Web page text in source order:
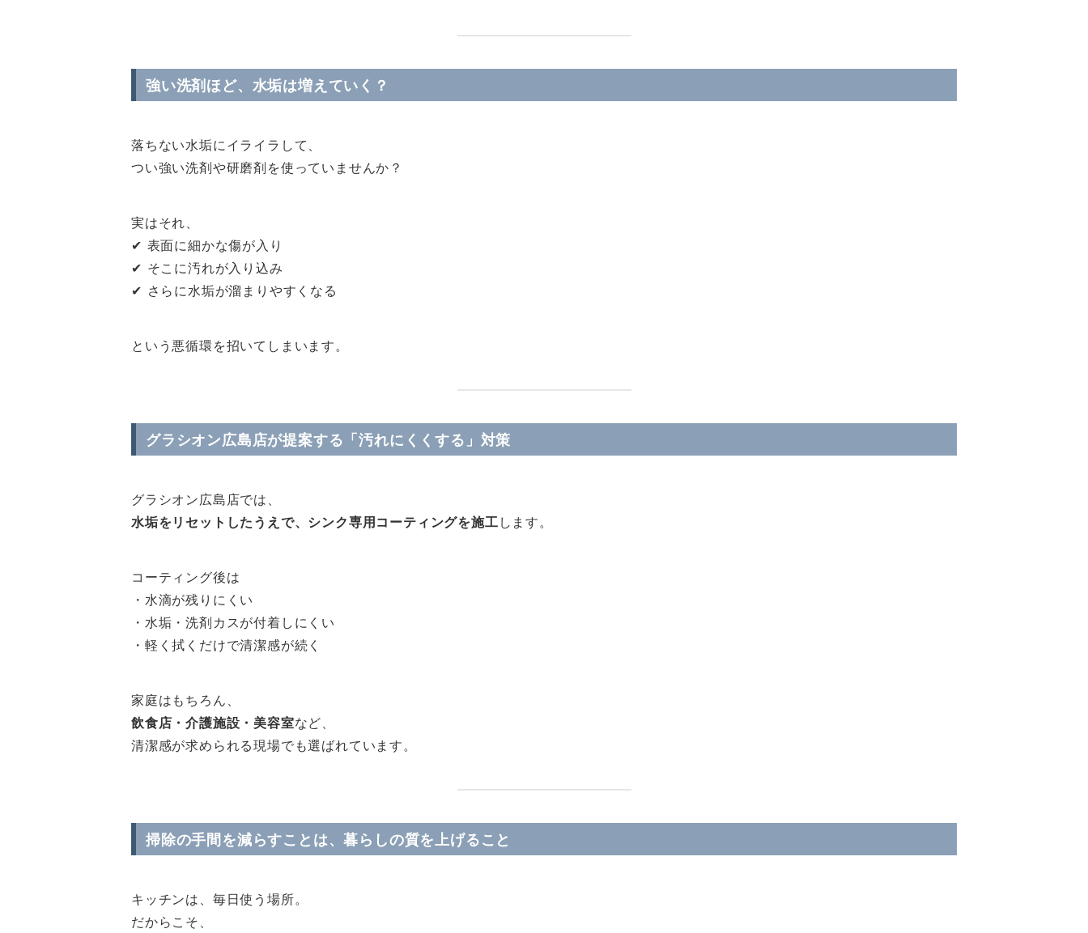
強い洗剤ほど、水垢は増えていく？
落ちない水垢にイライラして、
つい強い洗剤や研磨剤を使っていませんか？
実はそれ、
✔ 表面に細かな傷が入り
✔ そこに汚れが入り込み
✔ さらに水垢が溜まりやすくなる
という悪循環を招いてしまいます。
グラシオン広島店が提案する「汚れにくくする」対策
グラシオン広島店では、
水垢をリセットしたうえで、シンク専用コーティングを施工 します。
コーティング後は
・水滴が残りにくい
・水垢・洗剤カスが付着しにくい
・軽く拭くだけで清潔感が続く
家庭はもちろん、
飲食店・介護施設・美容室など、
清潔感が求められる現場でも選ばれています。
掃除の手間を減らすことは、暮らしの質を上げること
キッチンは、毎日使う場所。
だからこそ、